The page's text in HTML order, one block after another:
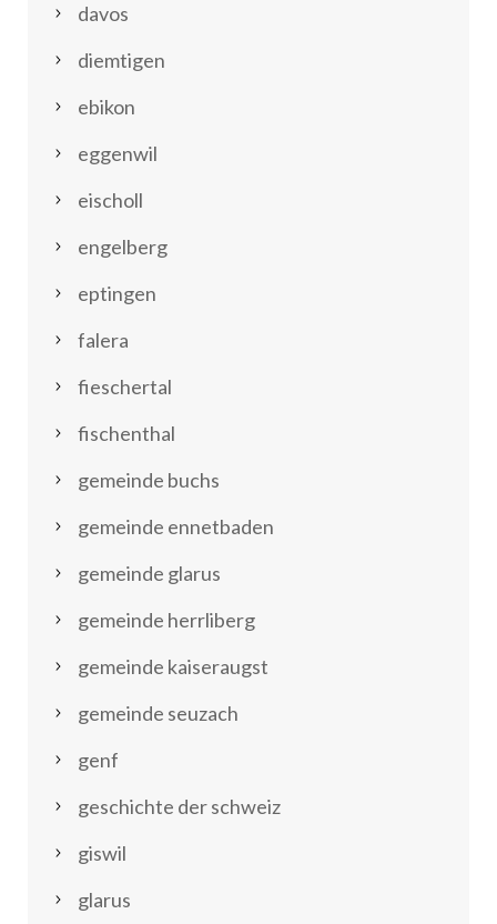
davos
diemtigen
ebikon
eggenwil
eischoll
engelberg
eptingen
falera
fieschertal
fischenthal
gemeinde buchs
gemeinde ennetbaden
gemeinde glarus
gemeinde herrliberg
gemeinde kaiseraugst
gemeinde seuzach
genf
geschichte der schweiz
giswil
glarus